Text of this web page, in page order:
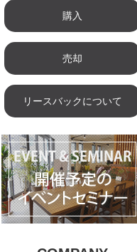
購入
売却
リースバックについて